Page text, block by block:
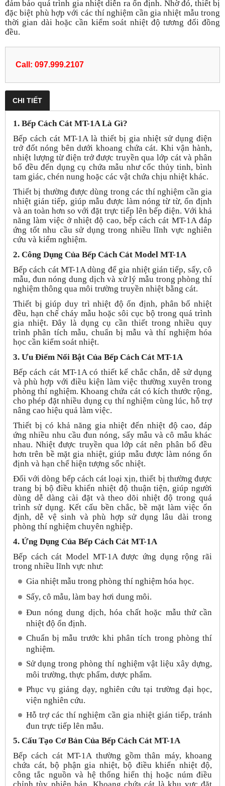
đảm bảo quá trình gia nhiệt diễn ra ổn định. Nhờ đó, thiết bị
đặc biệt phù hợp với các thí nghiệm cần gia nhiệt mẫu trong
thời gian dài hoặc cần kiểm soát nhiệt độ tương đối đồng
đều.
Call: 097.999.2107
CHI TIẾT
1. Bếp Cách Cát MT-1A Là Gì?
Bếp cách cát MT-1A là thiết bị gia nhiệt sử dụng điện
trở đốt nóng bên dưới khoang chứa cát. Khi vận hành,
nhiệt lượng từ điện trở được truyền qua lớp cát và phân
bố đều đến dụng cụ chứa mẫu như cốc thủy tinh, bình
tam giác, chén nung hoặc các vật chứa chịu nhiệt khác.
Thiết bị thường được dùng trong các thí nghiệm cần gia
nhiệt gián tiếp, giúp mẫu được làm nóng từ từ, ổn định
và an toàn hơn so với đặt trực tiếp lên bếp điện. Với khả
năng làm việc ở nhiệt độ cao, bếp cách cát MT-1A đáp
ứng tốt nhu cầu sử dụng trong nhiều lĩnh vực nghiên
cứu và kiểm nghiệm.
2. Công Dụng Của Bếp Cách Cát Model MT-1A
Bếp cách cát MT-1A dùng để gia nhiệt gián tiếp, sấy, cô
mẫu, đun nóng dung dịch và xử lý mẫu trong phòng thí
nghiệm thông qua môi trường truyền nhiệt bằng cát.
Thiết bị giúp duy trì nhiệt độ ổn định, phân bố nhiệt
đều, hạn chế cháy mẫu hoặc sôi cục bộ trong quá trình
gia nhiệt. Đây là dụng cụ cần thiết trong nhiều quy
trình phân tích mẫu, chuẩn bị mẫu và thí nghiệm hóa
học cần kiểm soát nhiệt.
3. Ưu Điểm Nổi Bật Của Bếp Cách Cát MT-1A
Bếp cách cát MT-1A có thiết kế chắc chắn, dễ sử dụng
và phù hợp với điều kiện làm việc thường xuyên trong
phòng thí nghiệm. Khoang chứa cát có kích thước rộng,
cho phép đặt nhiều dụng cụ thí nghiệm cùng lúc, hỗ trợ
nâng cao hiệu quả làm việc.
Thiết bị có khả năng gia nhiệt đến nhiệt độ cao, đáp
ứng nhiều nhu cầu đun nóng, sấy mẫu và cô mẫu khác
nhau. Nhiệt được truyền qua lớp cát nên phân bố đều
hơn trên bề mặt gia nhiệt, giúp mẫu được làm nóng ổn
định và hạn chế hiện tượng sốc nhiệt.
Đối với dòng bếp cách cát loại xịn, thiết bị thường được
trang bị bộ điều khiển nhiệt độ thuận tiện, giúp người
dùng dễ dàng cài đặt và theo dõi nhiệt độ trong quá
trình sử dụng. Kết cấu bền chắc, bề mặt làm việc ổn
định, dễ vệ sinh và phù hợp sử dụng lâu dài trong
phòng thí nghiệm chuyên nghiệp.
4. Ứng Dụng Của Bếp Cách Cát MT-1A
Bếp cách cát Model MT-1A được ứng dụng rộng rãi
trong nhiều lĩnh vực như:
Gia nhiệt mẫu trong phòng thí nghiệm hóa học.
Sấy, cô mẫu, làm bay hơi dung môi.
Đun nóng dung dịch, hóa chất hoặc mẫu thử cần
nhiệt độ ổn định.
Chuẩn bị mẫu trước khi phân tích trong phòng thí
nghiệm.
Sử dụng trong phòng thí nghiệm vật liệu xây dựng,
môi trường, thực phẩm, dược phẩm.
Phục vụ giảng dạy, nghiên cứu tại trường đại học,
viện nghiên cứu.
Hỗ trợ các thí nghiệm cần gia nhiệt gián tiếp, tránh
đun trực tiếp lên mẫu.
5. Cấu Tạo Cơ Bản Của Bếp Cách Cát MT-1A
Bếp cách cát MT-1A thường gồm thân máy, khoang
chứa cát, bộ phận gia nhiệt, bộ điều khiển nhiệt độ,
công tắc nguồn và hệ thống hiển thị hoặc núm điều